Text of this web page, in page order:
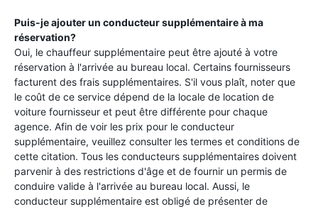
Puis-je ajouter un conducteur supplémentaire à ma
réservation?
Oui, le chauffeur supplémentaire peut être ajouté à votre
réservation à l'arrivée au bureau local. Certains fournisseurs
facturent des frais supplémentaires. S'il vous plaît, noter que
le coût de ce service dépend de la locale de location de
voiture fournisseur et peut être différente pour chaque
agence. Afin de voir les prix pour le conducteur
supplémentaire, veuillez consulter les termes et conditions de
cette citation. Tous les conducteurs supplémentaires doivent
parvenir à des restrictions d'âge et de fournir un permis de
conduire valide à l'arrivée au bureau local. Aussi, le
conducteur supplémentaire est obligé de présenter de